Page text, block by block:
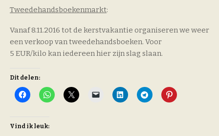
Tweedehandsboekenmarkt:
Vanaf 8.11.2016 tot de kerstvakantie organiseren we weer
een verkoop van tweedehandsboeken. Voor
5 EUR/kilo kan iedereen hier zijn slag slaan.
Dit delen:
Vind ik leuk: